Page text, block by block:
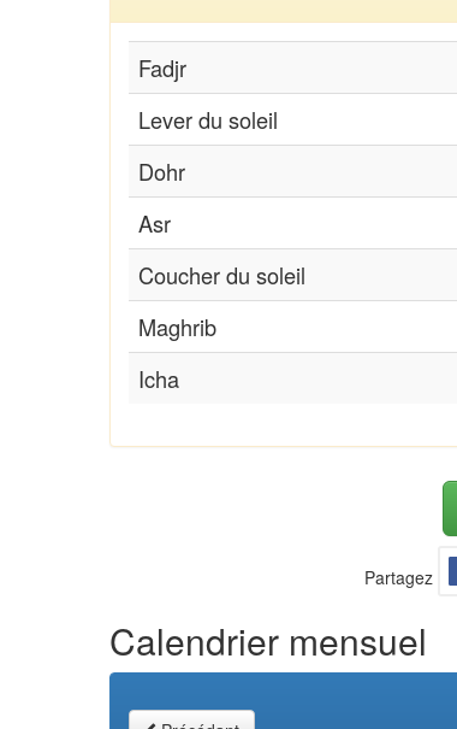
Fadjr
Lever du soleil
Dohr
Asr
Coucher du soleil
Maghrib
Icha
Partagez
Calendrier mensuel